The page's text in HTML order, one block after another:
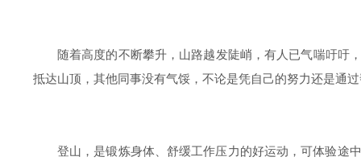
随着高度的不断攀升，山路越发陡峭，有人已气喘吁吁
抵达山顶，其他同事没有气馁，不论是凭自己的努力还是通
登山，是锻炼身体、舒缓工作压力的好运动，可体验途